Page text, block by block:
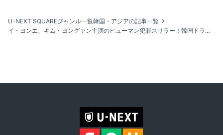
U-NEXT SQUAREジャンル一覧韓国・アジアの記事一覧
イ・ヨンエ、キム・ヨングァン主演のヒューマン犯罪スリラー！韓国ドラマ『ウンスのいい日』をU-NEXTオリジナルとして日本初・本国同時で独占配信決定